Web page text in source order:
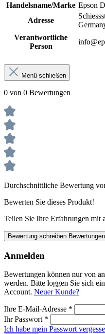
Handelsname/Marke Epson
Adresse
Verantwortliche
Person
Menü schließen
0 von 0 Bewertungen
Durchschnittliche Bewertung
Bewerten Sie dieses Produkt!
Teilen Sie Ihre Erfahrungen mit
Bewertung schreiben
Anmelden
Bewertungen können nur von
werden. Bitte loggen Sie sich
Account. Neuer Kunde?
Ihre E-Mail-Adresse *
Ihr Passwort *
Ich habe mein Passwort